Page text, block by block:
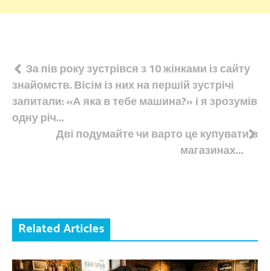
Навігація
записів
За пів року зустрівся з 10 жінками із сайту
знайомств. Вісім із них на першій зустрічі
запитали: «А яка в тебе машина?» і я зрозумів
одну річ…
Дві подумайте чи варто це купувати в
магазинах…
Related Articles